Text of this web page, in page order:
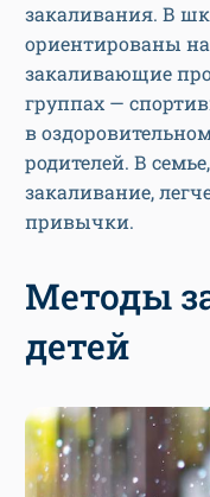
закаливания. В
ориентированы
закаливающие
группах —
в
родителей. В
закаливание,
привычки.
Методы
детей